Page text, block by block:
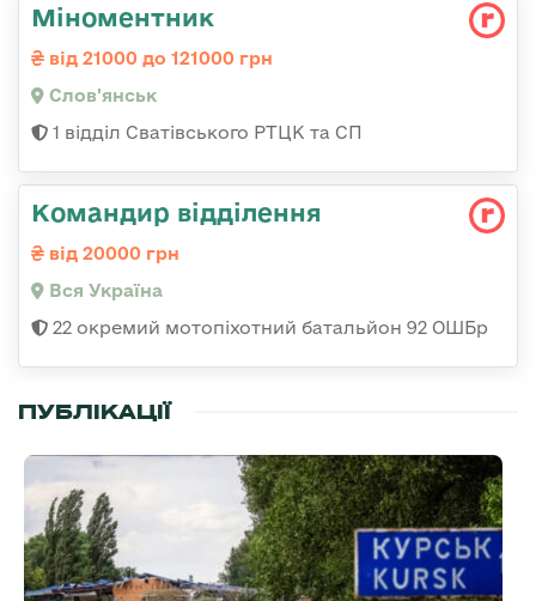
Міноментник
від 21000 до 121000 грн
Слов'янськ
1 відділ Сватівського РТЦК та СП
Командир відділення
від 20000 грн
Вся Україна
22 окремий мотопіхотний батальйон 92 ОШБр
ПУБЛІКАЦІЇ